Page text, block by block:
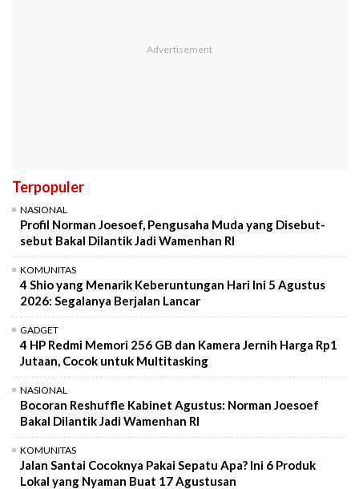
Terpopuler
NASIONAL
Profil Norman Joesoef, Pengusaha Muda yang Disebut-
sebut Bakal Dilantik Jadi Wamenhan RI
KOMUNITAS
4 Shio yang Menarik Keberuntungan Hari Ini 5 Agustus
2026: Segalanya Berjalan Lancar
GADGET
4 HP Redmi Memori 256 GB dan Kamera Jernih Harga Rp1
Jutaan, Cocok untuk Multitasking
NASIONAL
Bocoran Reshuffle Kabinet Agustus: Norman Joesoef
Bakal Dilantik Jadi Wamenhan RI
KOMUNITAS
Jalan Santai Cocoknya Pakai Sepatu Apa? Ini 6 Produk
Lokal yang Nyaman Buat 17 Agustusan